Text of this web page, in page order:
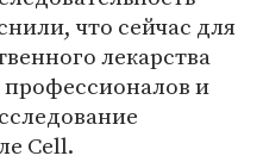
что сейчас для
лекарства
и
Cell.